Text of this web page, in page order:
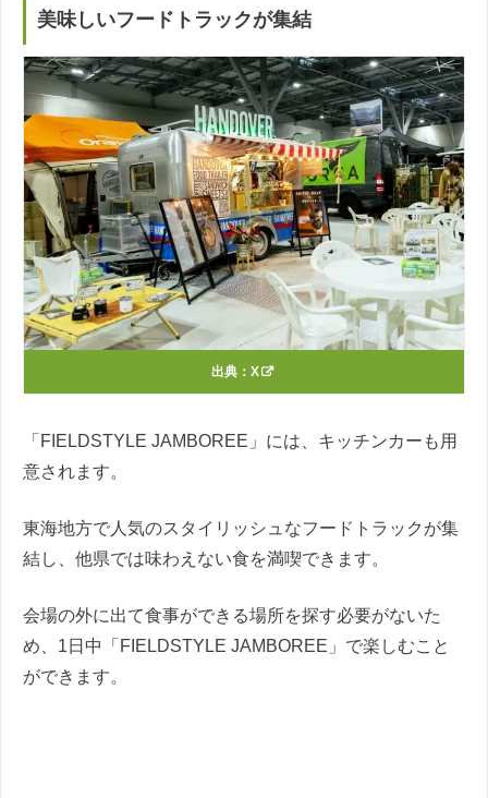
美味しいフードトラックが集結
出典： X
「FIELDSTYLE JAMBOREE」には、キッチンカーも用
意されます。
東海地方で人気のスタイリッシュなフードトラックが集
結し、他県では味わえない食を満喫できます。
会場の外に出て食事ができる場所を探す必要がないた
め、1日中「FIELDSTYLE JAMBOREE」で楽しむこと
ができます。